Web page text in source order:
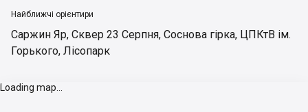
Найближчі орієнтири
Саржин Яр, Сквер 23 Серпня, Соснова гірка, ЦПКтВ ім.
Горького, Лісопарк
Loading map...